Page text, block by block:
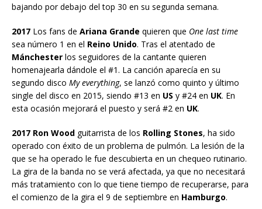
bajando por debajo del top 30 en su segunda semana.
2017 Los fans de Ariana Grande quieren que One last time
sea número 1 en el Reino Unido. Tras el atentado de
Mánchester los seguidores de la cantante quieren
homenajearla dándole el #1. La canción aparecía en su
segundo disco My everything, se lanzó como quinto y último
single del disco en 2015, siendo #13 en US y #24 en UK. En
esta ocasión mejorará el puesto y será #2 en UK.
2017 Ron Wood guitarrista de los Rolling Stones, ha sido
operado con éxito de un problema de pulmón. La lesión de la
que se ha operado le fue descubierta en un chequeo rutinario.
La gira de la banda no se verá afectada, ya que no necesitará
más tratamiento con lo que tiene tiempo de recuperarse, para
el comienzo de la gira el 9 de septiembre en Hamburgo.